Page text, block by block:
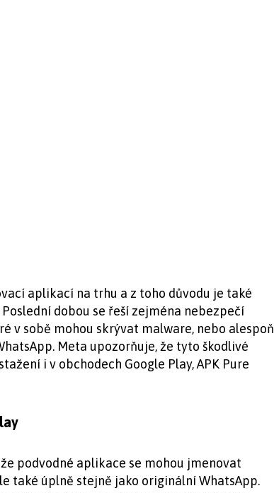
aplikací na trhu a z toho důvodu je také
dobou se řeší zejména nebezpečí
v sobě mohou skrývat malware, nebo alespoň
Meta upozorňuje, že tyto škodlivé
i v obchodech Google Play, APK Pure
podvodné aplikace se mohou jmenovat
také úplně stejně jako originální WhatsApp.